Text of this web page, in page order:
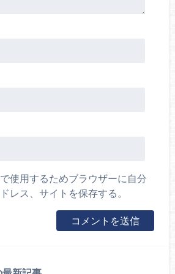
使用するためブラウザーに自分
レス、サイトを保存する。